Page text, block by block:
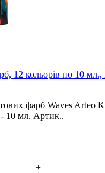
12 кольорів по 10 мл.,
фарб Waves Arteo
10 мл. Артик..
+